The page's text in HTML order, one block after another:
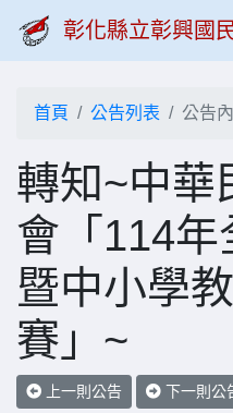
彰化縣立彰興國
首頁 公告列表 公告
轉知~中華
會「114年
暨中小學
賽」~
上一則公告 下一則公